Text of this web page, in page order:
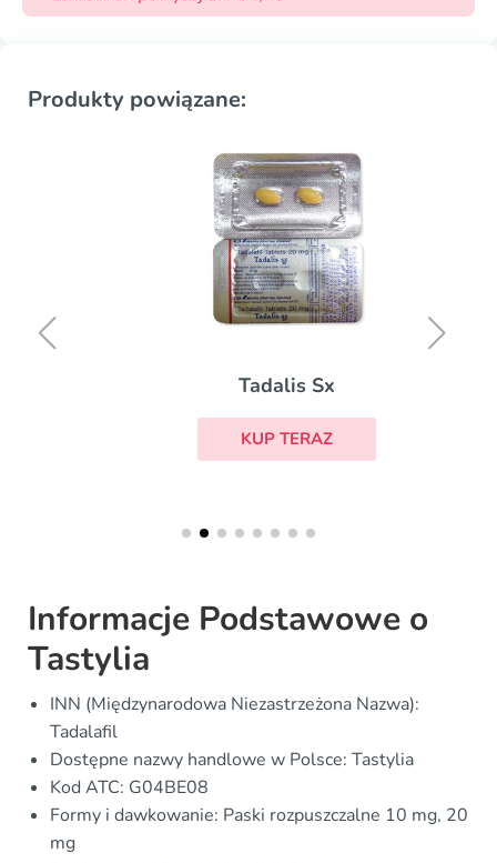
Produkty powiązane:
Tadalis Sx
KUP TERAZ
Informacje Podstawowe o
Tastylia
INN (Międzynarodowa Niezastrzeżona Nazwa):
Tadalafil
Dostępne nazwy handlowe w Polsce: Tastylia
Kod ATC: G04BE08
Formy i dawkowanie: Paski rozpuszczalne 10 mg, 20
mg